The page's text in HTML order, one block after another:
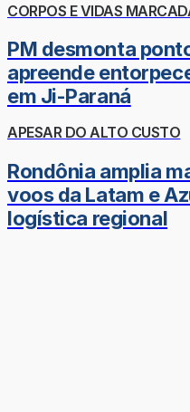
CORPOS E VIDAS
PM desmonta
apreende
em Ji-Paraná
APESAR DO ALTO CUSTO
Rondônia amplia
voos da Latam e
logística regional